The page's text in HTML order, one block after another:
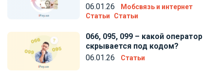
06.01.26
Мобсвязь и интернет
Статьи
Статьи
066, 095, 099 – какой оператор
скрывается под кодом?
06.01.26
Статьи